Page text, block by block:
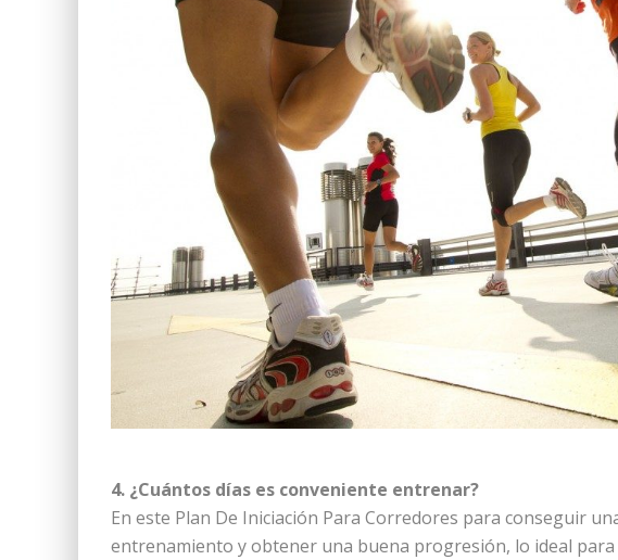
4. ¿Cuántos días es conveniente entrenar?
En este Plan De Iniciación Para Corredores para conseguir
entrenamiento y obtener una buena progresión, lo ideal